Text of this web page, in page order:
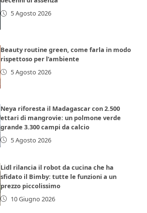
5 Agosto 2026
Beauty routine green, come farla in modo
rispettoso per l’ambiente
5 Agosto 2026
Neya riforesta il Madagascar con 2.500
ettari di mangrovie: un polmone verde
grande 3.300 campi da calcio
5 Agosto 2026
Lidl rilancia il robot da cucina che ha
sfidato il Bimby: tutte le funzioni a un
prezzo piccolissimo
10 Giugno 2026